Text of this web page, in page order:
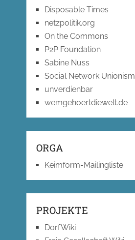
Disposable Times
netzpolitik.org
On the Commons
P2P Foundation
Sabine Nuss
Social Network Unionism
unverdienbar
wemgehoertdiewelt.de
ORGA
Keimform-Mailingliste
PROJEKTE
DorfWiki